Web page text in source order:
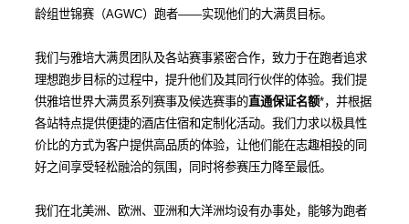
龄组世锦赛（AGWC）跑者——实现他们的大满贯目标。
我们与雅培大满贯团队及各站赛事紧密合作，致力于在跑者追求
理想跑步目标的过程中，提升他们及其同行伙伴的体验。我们提
供雅培世界大满贯系列赛事及候选赛事的直通保证名额*，并根据
各站特点提供便捷的酒店住宿和定制化活动。我们力求以极具性
价比的方式为客户提供高品质的体验，让他们能在志趣相投的同
好之间享受轻松融洽的氛围，同时将参赛压力降至最低。
我们在北美洲、欧洲、亚洲和大洋洲均设有办事处，能够为跑者